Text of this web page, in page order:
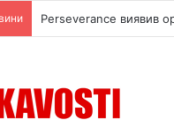
Астрономи виявили що